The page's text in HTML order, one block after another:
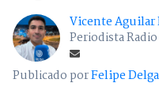
Vicente
Periodista
Publicado porFelipe